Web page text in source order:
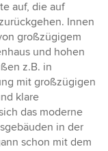
auf, die auf
Innen
großzügigem
und hohen
z.B. in
mit großzügigen
klare
das moderne
in der
schon mit dem